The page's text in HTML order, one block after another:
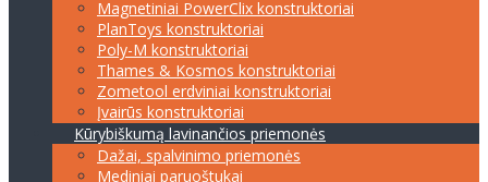
Magnetiniai PowerClix konstruktoriai
PlanToys konstruktoriai
Poly-M konstruktoriai
Thames & Kosmos konstruktoriai
Zometool erdviniai konstruktoriai
Įvairūs konstruktoriai
Kūrybiškumą lavinančios priemonės
Dažai, spalvinimo priemonės
Mediniai paruoštukai